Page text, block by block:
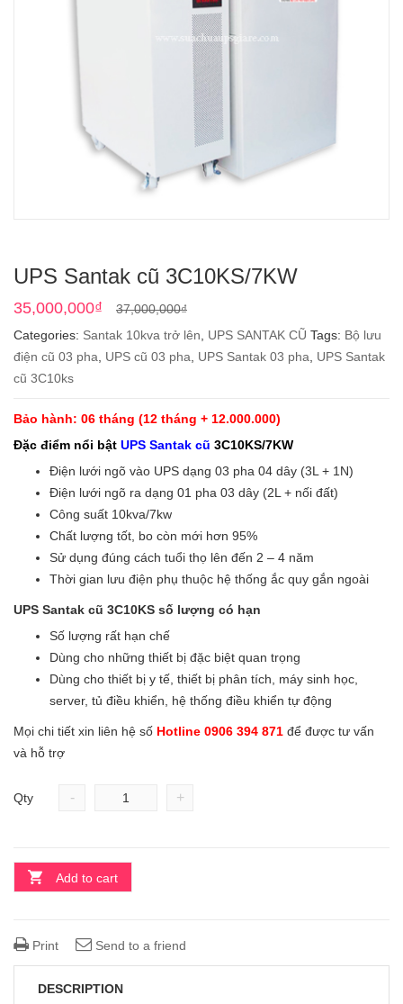
UPS Santak cũ 3C10KS/7KW
37,000,000₫Original
price
was:
35,000,000₫
Current
price
is:
Categories: Santak 10kva trở lên UPS SANTAK CŨ Tags: Bộ lưu
điện cũ 03 pha
UPS cũ 03 pha UPS Santak 03 pha
UPS Santak
cũ 3C10ks
Bảo hành: 06 tháng (12 tháng + 12.000.000)
Đặc điểm nổi bật UPS Santak cũ 3C10KS/7KW
Điện lưới ngõ vào UPS dạng 03 pha 04 dây (3L + 1N)
Điện lưới ngõ ra dạng 01 pha 03 dây (2L + nối đất)
Công suất 10kva/7kw
Chất lượng tốt, bo còn mới hơn 95%
Sử dụng đúng cách tuổi thọ lên đến 2 – 4 năm
Thời gian lưu điện phụ thuộc hệ thống ắc quy gắn ngoài
UPS Santak cũ 3C10KS số lượng có hạn
Số lượng rất hạn chế
Dùng cho những thiết bị đặc biệt quan trọng
Dùng cho thiết bị y tế, thiết bị phân tích, máy sinh học,
server, tủ điều khiển, hệ thống điều khiển tự động
Mọi chi tiết xin liên hệ số Hotline 0906 394 871 để được tư vấn
và hỗ trợ
Qty - +
Add to cart
Print Send to a friend
DESCRIPTION